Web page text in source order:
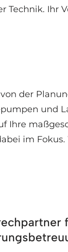
Ihr
der
Ihre
im